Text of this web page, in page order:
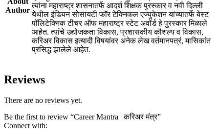
Author
त्यांना महाराष्ट्र शासनातर्फे आदर्श शिक्षक पुरस्कार व नवी दिल्ली
येथील इंडियन सोसायटी फॉर टेक्निकल एज्युकेशन यांच्यातर्फे बेस्ट
पॉलिटेक्निक टीचर ऑफ महाराष्ट्र स्टेट अवॉर्ड हे पुरस्कार मिळाले
आहेत. त्यांचे उद्योजकता विकास, प्रशासकीय कौशल्य व विकास,
करिअर विकास इत्यादी विषयांवर अनेक लेख वर्तमानपत्रं, मासिकांत
प्रसिद्ध झालेले आहेत.
Reviews
There are no reviews yet.
Be the first to review “Career Mantra | करिअर मंत्र”
Connect with: